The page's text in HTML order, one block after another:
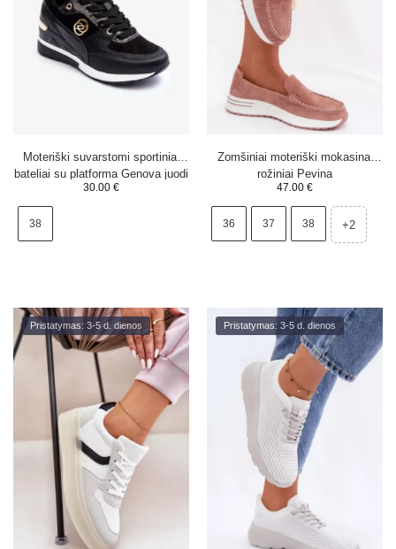
Moteriški suvarstomi sportiniai
bateliai su platforma Genova juodi
30.00 €
38
Zomšiniai moteriški mokasinai
rožiniai Pevina
47.00 €
36 37 38 +2
Pristatymas: 3-5 d. dienos Pristatymas: 3-5 d. dienos